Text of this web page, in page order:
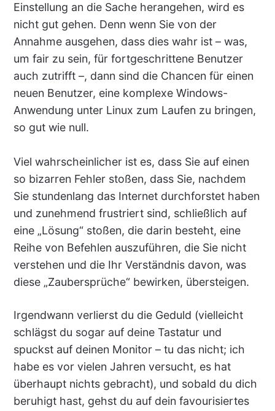
Einstellung an die Sache herangehen, wird es
nicht gut gehen. Denn wenn Sie von der
Annahme ausgehen, dass dies wahr ist – was,
um fair zu sein, für fortgeschrittene Benutzer
auch zutrifft –, dann sind die Chancen für einen
neuen Benutzer, eine komplexe Windows-
Anwendung unter Linux zum Laufen zu bringen,
so gut wie null.
Viel wahrscheinlicher ist es, dass Sie auf einen
so bizarren Fehler stoßen, dass Sie, nachdem
Sie stundenlang das Internet durchforstet haben
und zunehmend frustriert sind, schließlich auf
eine „Lösung“ stoßen, die darin besteht, eine
Reihe von Befehlen auszuführen, die Sie nicht
verstehen und die Ihr Verständnis davon, was
diese „Zaubersprüche“ bewirken, übersteigen.
Irgendwann verlierst du die Geduld (vielleicht
schlägst du sogar auf deine Tastatur und
spuckst auf deinen Monitor – tu das nicht; ich
habe es vor vielen Jahren versucht, es hat
überhaupt nichts gebracht), und sobald du dich
beruhigt hast, gehst du auf dein favourisiertes